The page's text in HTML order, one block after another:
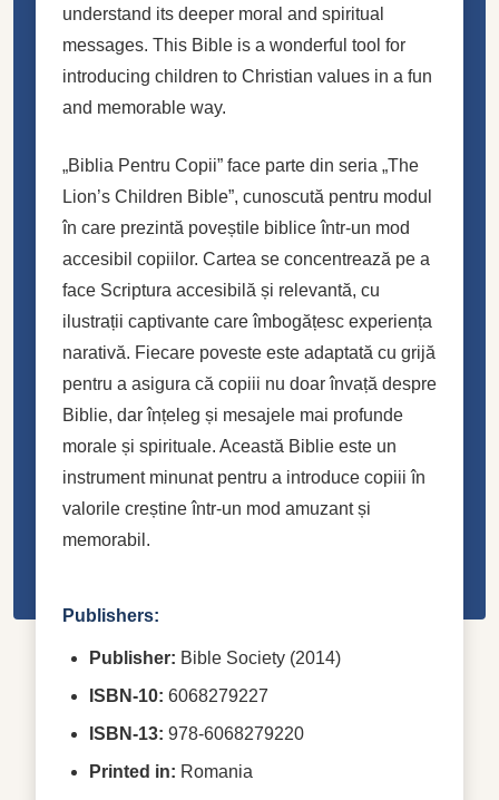
understand its deeper moral and spiritual
messages. This Bible is a wonderful tool for
introducing children to Christian values in a fun
and memorable way.
„Biblia Pentru Copii” face parte din seria „The
Lion’s Children Bible”, cunoscută pentru modul
în care prezintă poveștile biblice într-un mod
accesibil copiilor. Cartea se concentrează pe a
face Scriptura accesibilă și relevantă, cu
ilustrații captivante care îmbogățesc experiența
narativă. Fiecare poveste este adaptată cu grijă
pentru a asigura că copiii nu doar învață despre
Biblie, dar înțeleg și mesajele mai profunde
morale și spirituale. Această Biblie este un
instrument minunat pentru a introduce copiii în
valorile creștine într-un mod amuzant și
memorabil.
Publishers:
Publisher: Bible Society (2014)
ISBN-10: 6068279227
ISBN-13: 978-6068279220
Printed in: Romania